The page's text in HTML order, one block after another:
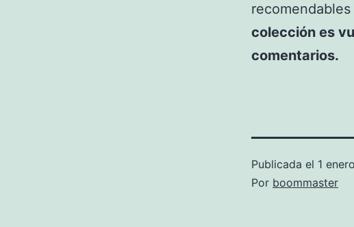
colección es
comentarios.
Publicada el 1
Por boommaster